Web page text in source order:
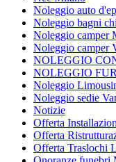
Noleggio auto
Noleggio bagni
Noleggio camper
Noleggio camper
NOLEGGIO
NOLEGGIO
Noleggio
Noleggio sedie
Notizie
Offerta
Offerta
Offerta Traslochi